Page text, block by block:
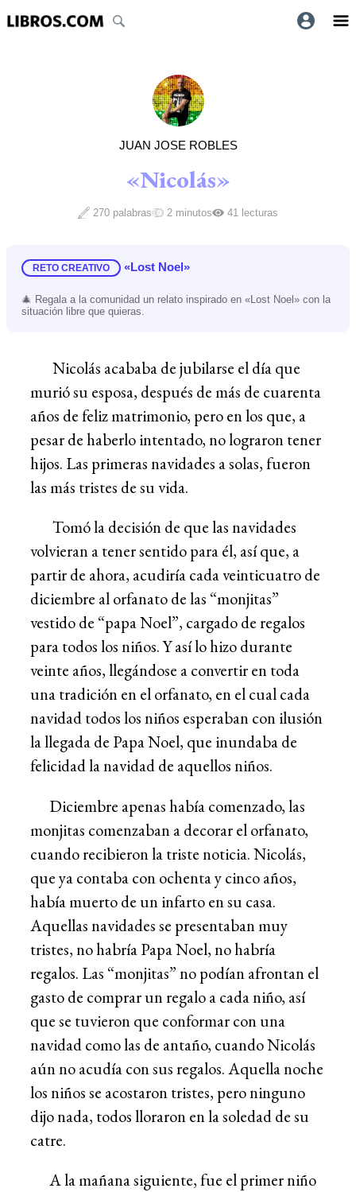
JUAN JOSE ROBLES
«Nicolás»
270 palabras 2 minutos 41 lecturas
RETO CREATIVO «Lost Noel»
🎄 Regala a la comunidad un relato inspirado en «Lost Noel» con la
situación libre que quieras.
Nicolás acababa de jubilarse el día que
murió su esposa, después de más de cuarenta
años de feliz matrimonio, pero en los que, a
pesar de haberlo intentado, no lograron tener
hijos. Las primeras navidades a solas, fueron
las más tristes de su vida.
Tomó la decisión de que las navidades
volvieran a tener sentido para él, así que, a
partir de ahora, acudiría cada veinticuatro de
diciembre al orfanato de las “monjitas”
vestido de “papa Noel”, cargado de regalos
para todos los niños. Y así lo hizo durante
veinte años, llegándose a convertir en toda
una tradición en el orfanato, en el cual cada
navidad todos los niños esperaban con ilusión
la llegada de Papa Noel, que inundaba de
felicidad la navidad de aquellos niños.
Diciembre apenas había comenzado, las
monjitas comenzaban a decorar el orfanato,
cuando recibieron la triste noticia. Nicolás,
que ya contaba con ochenta y cinco años,
había muerto de un infarto en su casa.
Aquellas navidades se presentaban muy
tristes, no habría Papa Noel, no habría
regalos. Las “monjitas” no podían afrontan el
gasto de comprar un regalo a cada niño, así
que se tuvieron que conformar con una
navidad como las de antaño, cuando Nicolás
aún no acudía con sus regalos. Aquella noche
los niños se acostaron tristes, pero ninguno
dijo nada, todos lloraron en la soledad de su
catre.
A la mañana siguiente, fue el primer niño